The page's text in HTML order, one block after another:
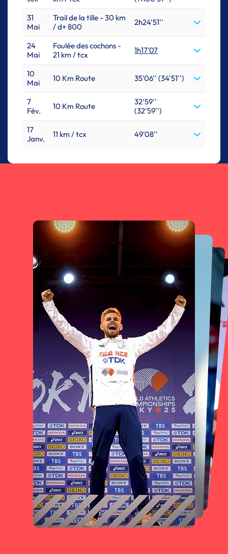
31
Mai
Trail de la tille - 30 km
/ d+ 800
2h24'51''
24
Mai
Foulée des cochons -
21 km / tcx
1h17'07
10
Mai
10 Km Route 35'06'' (34'51'')
7
Fév.
10 Km Route
32'59''
(32'59'')
17
Janv.
11 km / tcx 49'08''